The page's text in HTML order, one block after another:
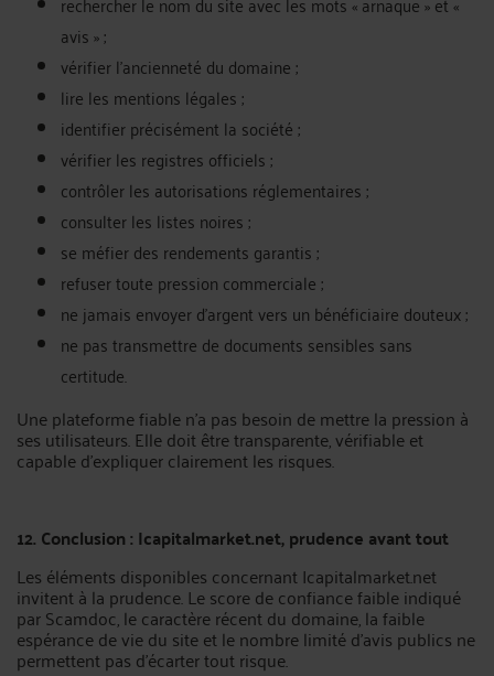
avis » ;
vérifier l’ancienneté du domaine ;
lire les mentions légales ;
identifier précisément la société ;
vérifier les registres officiels ;
contrôler les autorisations réglementaires ;
consulter les listes noires ;
se méfier des rendements garantis ;
refuser toute pression commerciale ;
ne jamais envoyer d’argent vers un bénéficiaire douteux ;
ne pas transmettre de documents sensibles sans
certitude.
Une plateforme fiable n’a pas besoin de mettre la pression à
ses utilisateurs. Elle doit être transparente, vérifiable et
capable d’expliquer clairement les risques.
12. Conclusion : Icapitalmarket.net, prudence avant tout
Les éléments disponibles concernant Icapitalmarket.net
invitent à la prudence. Le score de confiance faible indiqué
par Scamdoc, le caractère récent du domaine, la faible
espérance de vie du site et le nombre limité d’avis publics ne
permettent pas d’écarter tout risque.